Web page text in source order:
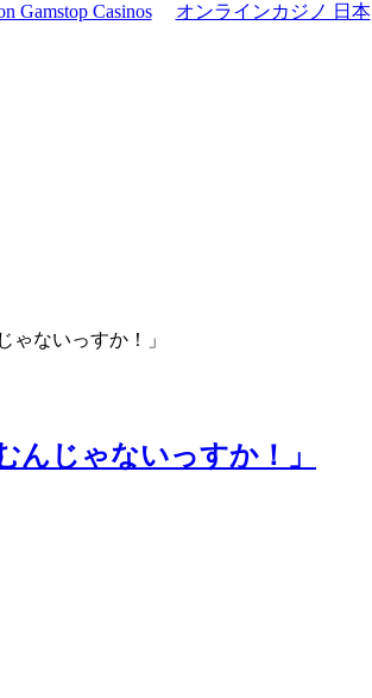
Gamstop Casinos オンラインカジノ 日本
ないっすか！」
じゃないっすか！」